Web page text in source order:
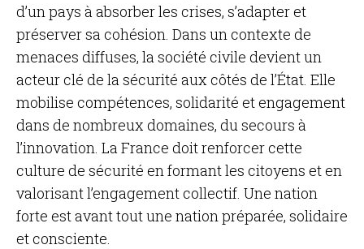
d’un pays à absorber les crises, s’adapter et
préserver sa cohésion. Dans un contexte de
menaces diffuses, la société civile devient un
acteur clé de la sécurité aux côtés de l’État. Elle
mobilise compétences, solidarité et engagement
dans de nombreux domaines, du secours à
l’innovation. La France doit renforcer cette
culture de sécurité en formant les citoyens et en
valorisant l’engagement collectif. Une nation
forte est avant tout une nation préparée, solidaire
et consciente.